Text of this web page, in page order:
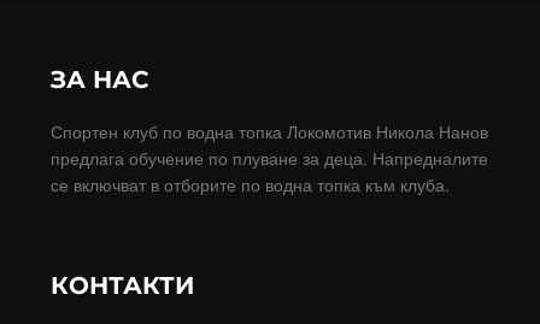
ЗА НАС
Спортен клуб по водна топка Локомотив Никола Нанов
предлага обучение по плуване за деца. Напредналите
се включват в отборите по водна топка към клуба.
КОНТАКТИ